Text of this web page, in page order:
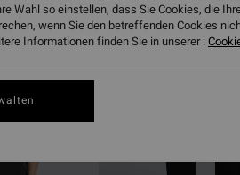
Wahl so einstellen, dass Sie Cookies, die
wenn Sie den betreffenden Cookies
Informationen finden Sie in unserer :